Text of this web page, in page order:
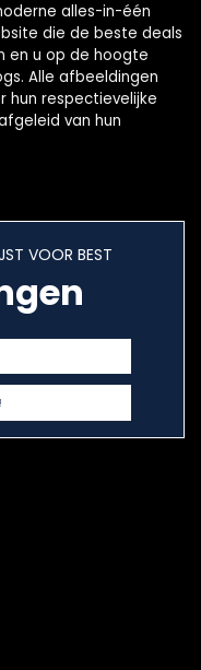
alles-in-één
die de beste deals
en u op de hoogte
Alle afbeeldingen
hun respectievelijke
van hun
VOOR BEST